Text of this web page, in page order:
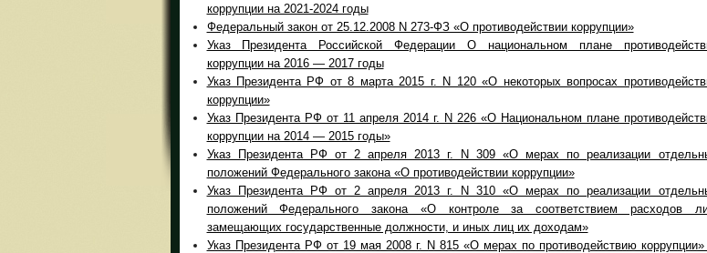
коррупции на 2021-2024 годы
Федеральный закон от 25.12.2008 N 273-ФЗ «О противодействии коррупции»
Указ Президента Российской Федерации О национальном плане
коррупции на 2016 — 2017 годы
Указ Президента РФ от 8 марта 2015 г. N 120 «О некоторых вопросах
коррупции»
Указ Президента РФ от 11 апреля 2014 г. N 226 «О Национальном плане
коррупции на 2014 — 2015 годы»
Указ Президента РФ от 2 апреля 2013 г. N 309 «О мерах по реализации
положений Федерального закона «О противодействии коррупции»
Указ Президента РФ от 2 апреля 2013 г. N 310 «О мерах по реализации
положений Федерального закона «О контроле за соответствием расходов
замещающих государственные должности, и иных лиц их доходам»
Указ Президента РФ от 19 мая 2008 г. N 815 «О мерах по противодействию коррупции»